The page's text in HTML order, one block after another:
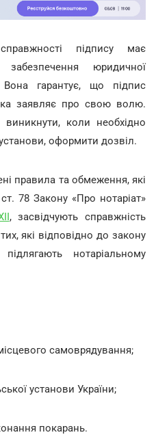
підпису має
юридичної
Вона гарантує, що підпис
заявляє про свою волю.
коли необхідно
оформити дозвіл.
правила та обмеження, які
78 Закону «Про нотаріат»
, засвідчують справжність
які відповідно до закону
нотаріальному
самоврядування;
установи України;
покарань.